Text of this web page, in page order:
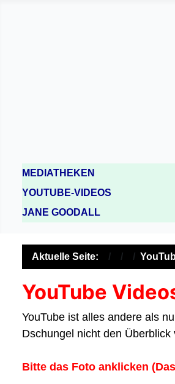
MEDIATHEKEN
YOUTUBE-VIDEOS
JANE GOODALL
Aktuelle Seite:
YouTube
YouTube ist alles andere als
Dschungel nicht den
Bitte das Foto anklicken